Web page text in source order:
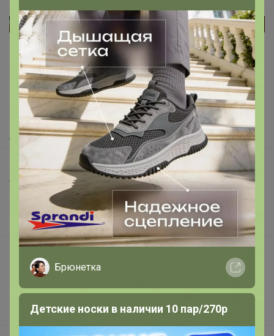
Как здесь все устроено?
Как сделать заказ?
Как получить?
Доставка
Торговые марки
Наша команда
В наличии
Реклама на сайте
Поставщикам
Вакансии
Брюнетка
Детские носки в наличии 10 пар/270р